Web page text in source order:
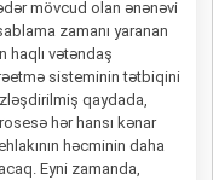
mövcud olan ənənəvi
zamanı yaranan
haqlı vətəndaş
sisteminin tətbiqini
qaydada,
hər hansı kənar
həcminin daha
Eyni zamanda,